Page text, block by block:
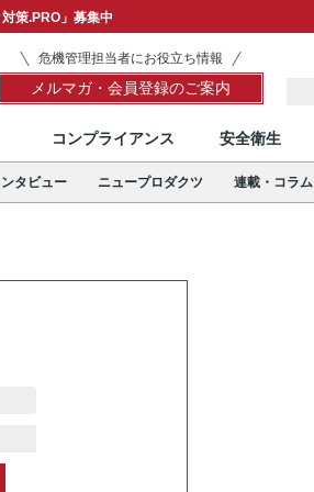
策.PRO」募集中
危機管理担当者にお役立ち情報
メルマガ・会員登録のご案内
コンプライアンス 安全衛生
タビュー ニュープロダクツ 連載・コラム